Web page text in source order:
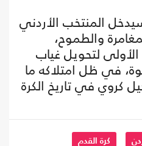
المنتخب الأردني
بروح المغامرة والطموح،
لتحويل غياب
في ظل امتلاكه ما
كروي في تاريخ الكرة
كرة القدم